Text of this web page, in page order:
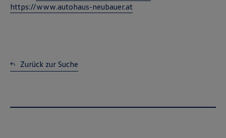
https://www.autohaus-neubauer.at
Zurück zur Suche